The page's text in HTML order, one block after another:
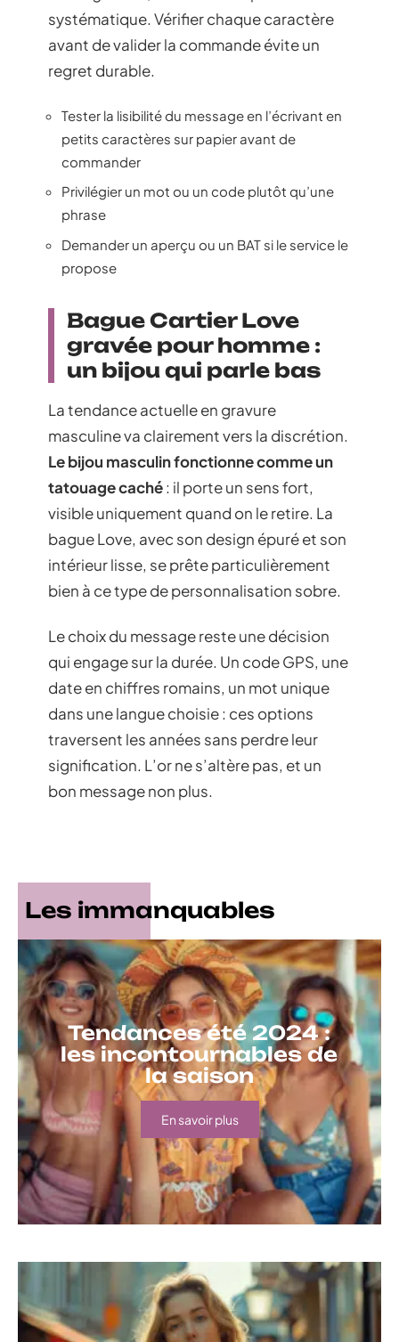
systématique. Vérifier chaque caractère
avant de valider la commande évite un
regret durable.
Tester la lisibilité du message en l’écrivant en
petits caractères sur papier avant de
commander
Privilégier un mot ou un code plutôt qu’une
phrase
Demander un aperçu ou un BAT si le service le
propose
Bague Cartier Love
gravée pour homme :
un bijou qui parle bas
La tendance actuelle en gravure
masculine va clairement vers la discrétion.
Le bijou masculin fonctionne comme un
tatouage caché: il porte un sens fort,
visible uniquement quand on le retire. La
bague Love, avec son design épuré et son
intérieur lisse, se prête particulièrement
bien à ce type de personnalisation sobre.
Le choix du message reste une décision
qui engage sur la durée. Un code GPS, une
date en chiffres romains, un mot unique
dans une langue choisie : ces options
traversent les années sans perdre leur
signification. L’or ne s’altère pas, et un
bon message non plus.
Les immanquables
Tendances été 2024 :
les incontournables de
la saison
En savoir plus